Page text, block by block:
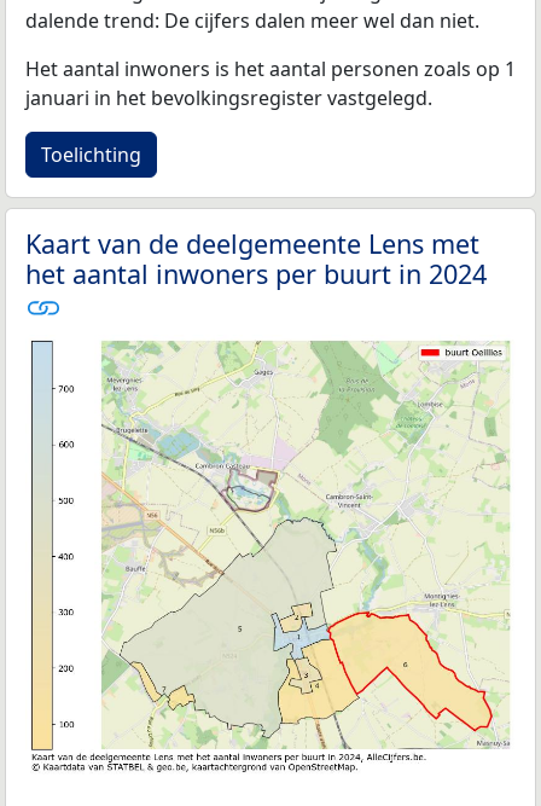
dalende trend: De cijfers dalen meer wel dan niet.
Het aantal inwoners is het aantal personen zoals op 1
januari in het bevolkingsregister vastgelegd.
Toelichting
Kaart van de deelgemeente Lens met
het aantal inwoners per buurt in 2024